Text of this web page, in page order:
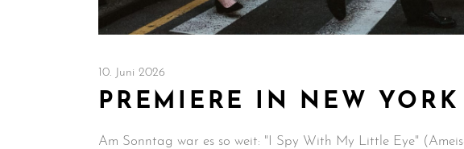
10. Juni 2026
PREMIERE IN NEW YORK
Am Sonntag war es so weit: "I Spy With My Little Eye"